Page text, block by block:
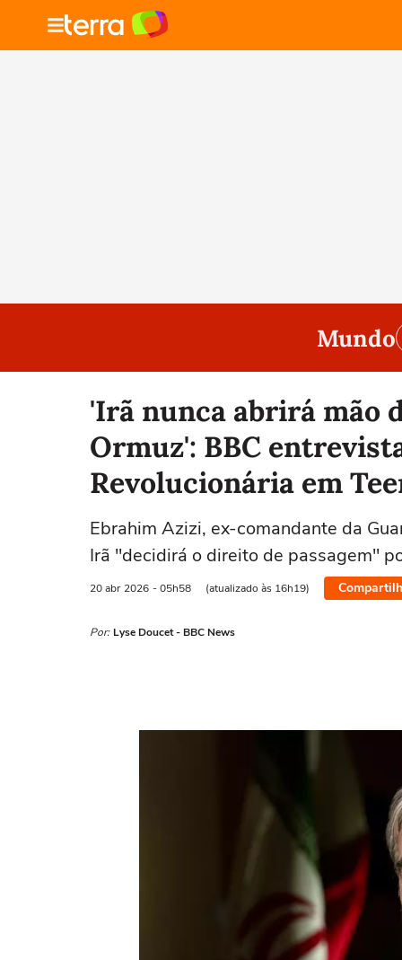
Mundo
'Irã nunca abrirá mão
Ormuz': BBC
Revolucionária em
Ebrahim Azizi, ex-comandante da
Irã "decidirá o direito de passagem"
20 abr 2026 - 05h58 (atualizado às 16h19)
Por: Lyse Doucet - BBC News